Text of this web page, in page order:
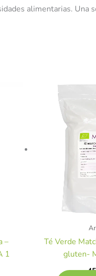
alimentarias. Una
–
1
Té Verde
gluten-